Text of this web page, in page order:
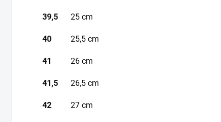
39,5 25 cm
40 25,5 cm
41 26 cm
41,5 26,5 cm
42 27 cm